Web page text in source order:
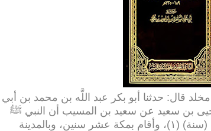
قال: حدثنا أبو بكر عبد اللَّه بن محمد بن أبي
بن سعيد عن سعيد بن المسيب أن النبي ﷺ
أنزل عليه القرآن وهو ابن ثلاث وأربعين (سنة) (١)، وأقام بمكة عشر سنين، وبالمدينة